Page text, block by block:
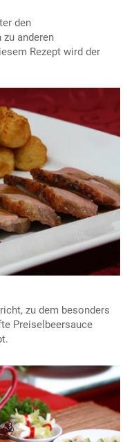
den
zu anderen
Rezept wird der
zu dem besonders
Preiselbeersauce